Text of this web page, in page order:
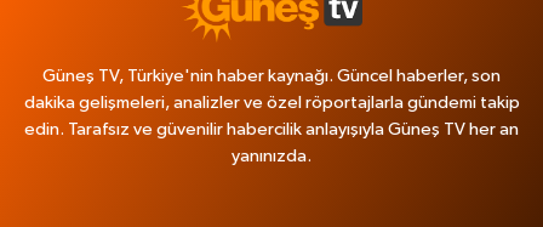
Güneş TV, Türkiye'nin haber kaynağı. Güncel haberler, son
dakika gelişmeleri, analizler ve özel röportajlarla gündemi takip
edin. Tarafsız ve güvenilir habercilik anlayışıyla Güneş TV her an
yanınızda.